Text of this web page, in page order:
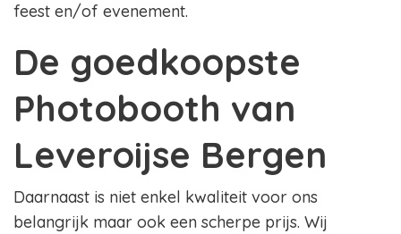
feest en/of evenement.
De goedkoopste
Photobooth van
Leveroijse Bergen
Daarnaast is niet enkel kwaliteit voor ons
belangrijk maar ook een scherpe prijs. Wij